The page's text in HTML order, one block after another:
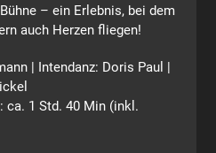
– ein Erlebnis, bei dem
auch Herzen fliegen!
| Intendanz: Doris Paul |
ca. 1 Std. 40 Min (inkl.